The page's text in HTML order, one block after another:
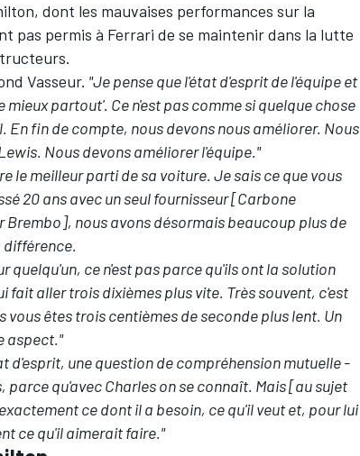
dont les mauvaises performances sur la
pas permis à Ferrari de se maintenir dans la lutte
.
Vasseur. "Je pense que l'état d'esprit de l'équipe et
partout'. Ce n'est pas comme si quelque chose
fin de compte, nous devons nous améliorer. Nous
Nous devons améliorer l'équipe."
le meilleur parti de sa voiture. Je sais ce que vous
20 ans avec un seul fournisseur [Carbone
nous avons désormais beaucoup plus de
quelqu'un, ce n'est pas parce qu'ils ont la solution
fait aller trois dixièmes plus vite. Très souvent, c'est
êtes trois centièmes de seconde plus lent. Un
aspect."
d'esprit, une question de compréhension mutuelle -
qu'avec Charles on se connaît. Mais [au sujet
ce dont il a besoin, ce qu'il veut et, pour lui
ce qu'il aimerait faire."